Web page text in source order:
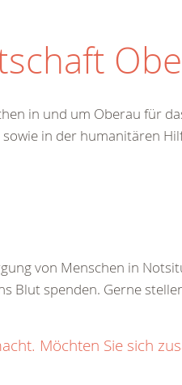
in und um Oberau für
in der humanitären
von Menschen in
Blut spenden. Gerne
Möchten Sie sich